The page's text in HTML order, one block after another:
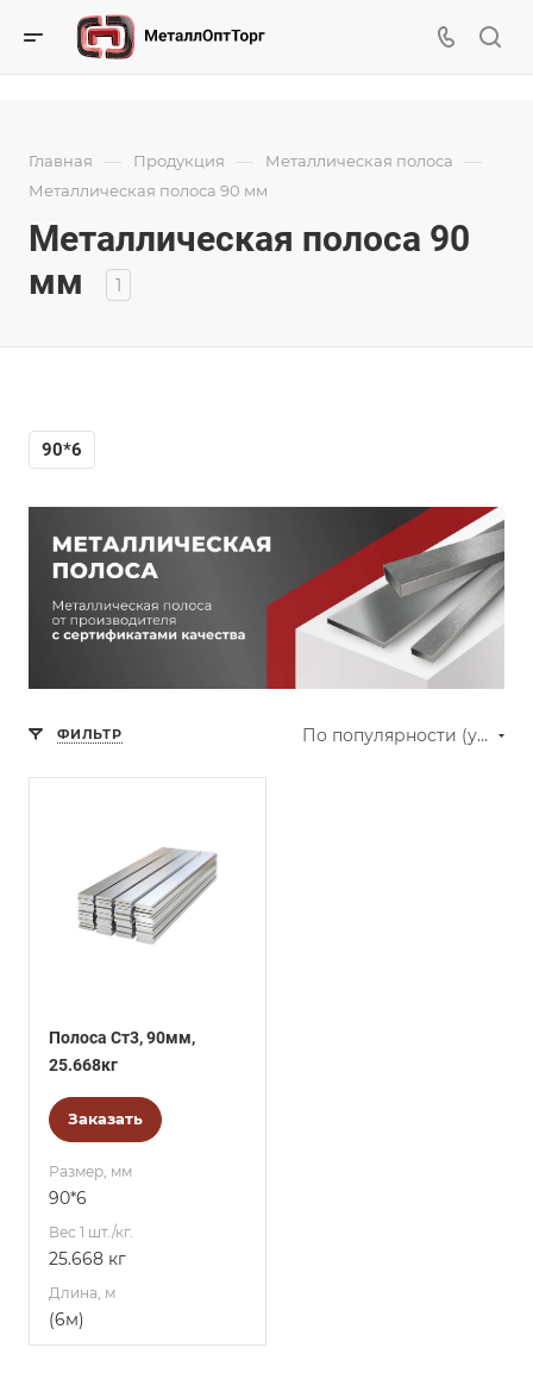
Главная — Продукция — Металлическая полоса —
Металлическая полоса 90 мм
Металлическая полоса 90
мм
1
90*6
ФИЛЬТР По популярности (убывание)
Полоса Ст3, 90мм,
25.668кг
Заказать
Размер, мм
90*6
Вес 1 шт./кг.
25.668 кг
Длина, м
(6м)